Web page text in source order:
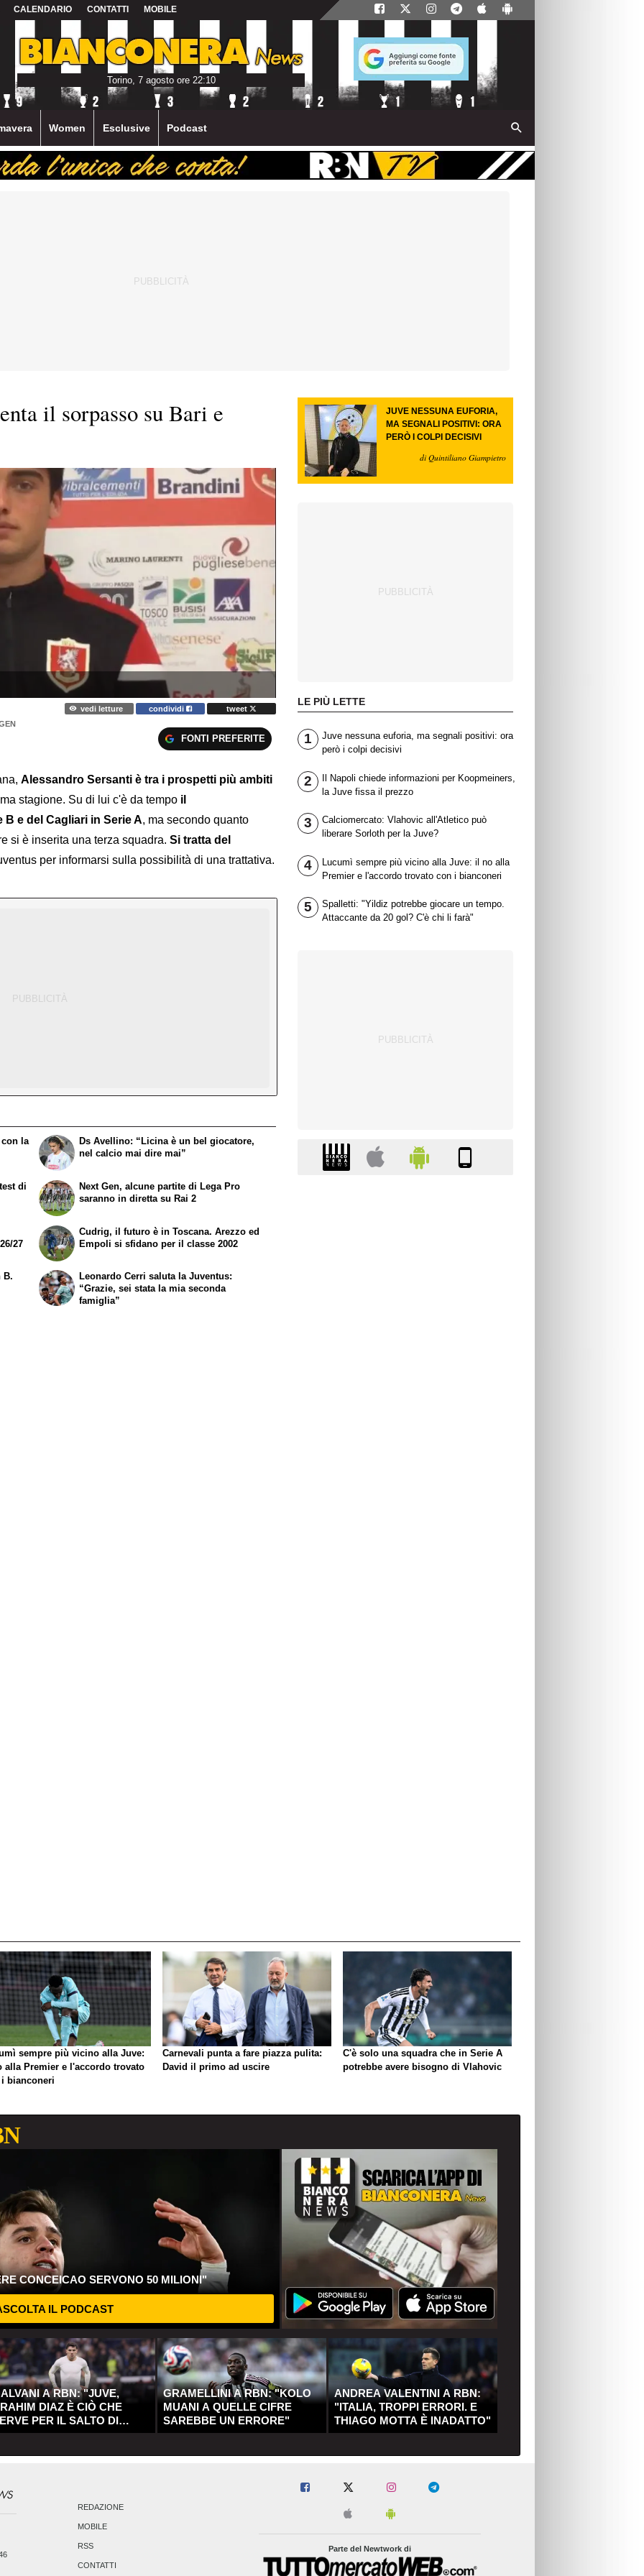
CALENDARIO CONTATTI MOBILE
Torino, 7 agosto ore 22:10
Women Esclusive Podcast
il sorpasso su Bari e
vedi letture condividi
tweet
FONTI PREFERITE
Alessandro Sersanti è tra i prospetti più ambiti
stagione. Su di lui c'è da tempo il
e del Cagliari in Serie A, ma secondo quanto
si è inserita una terza squadra. Si tratta del
per informarsi sulla possibilità di una trattativa.
la
di
Ds Avellino: “Licina è un bel giocatore,
nel calcio mai dire mai”
Next Gen, alcune partite di Lega Pro
saranno in diretta su Rai 2
27
B.
Cudrig, il futuro è in Toscana. Arezzo ed
Empoli si sfidano per il classe 2002
Leonardo Cerri saluta la Juventus:
“Grazie, sei stata la mia seconda
famiglia”
JUVE NESSUNA EUFORIA,
MA SEGNALI POSITIVI: ORA
PERÒ I COLPI DECISIVI
di Quintiliano Giampietro
LE PIÙ LETTE
1
Juve nessuna euforia, ma segnali positivi: ora
però i colpi decisivi
2
Il Napoli chiede informazioni per Koopmeiners,
la Juve fissa il prezzo
3
Calciomercato: Vlahovic all'Atletico può
liberare Sorloth per la Juve?
4
Lucumì sempre più vicino alla Juve: il no alla
Premier e l'accordo trovato con i bianconeri
5
Spalletti: "Yildiz potrebbe giocare un tempo.
Attaccante da 20 gol? C'è chi li farà"
sempre più vicino alla Juve:
alla Premier e l'accordo trovato
bianconeri
Carnevali punta a fare piazza pulita:
David il primo ad uscire
C'è solo una squadra che in Serie A
potrebbe avere bisogno di Vlahovic
CONCEICAO SERVONO 50 MILIONI"
IL PODCAST
A RBN: "JUVE,
DIAZ È CIÒ CHE
PER IL SALTO DI
GRAMELLINI A RBN: "KOLO
MUANI A QUELLE CIFRE
SAREBBE UN ERRORE"
ANDREA VALENTINI A RBN:
"ITALIA, TROPPI ERRORI. E
THIAGO MOTTA È INADATTO"
REDAZIONE
MOBILE
RSS
CONTATTI
Parte del Newtwork di